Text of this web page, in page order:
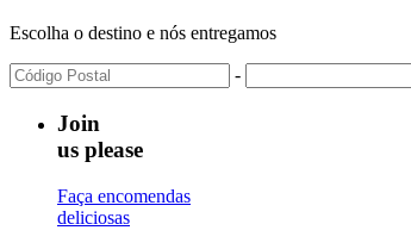
Escolha o destino e nós entregamos
-
Join
us please
Faça encomendas
deliciosas